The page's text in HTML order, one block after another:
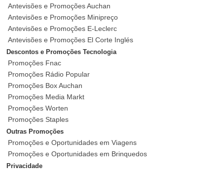
Antevisões e Promoções Auchan
Antevisões e Promoções Minipreço
Antevisões e Promoções E-Leclerc
Antevisões e Promoções El Corte Inglés
Descontos e Promoções Tecnologia
Promoções Fnac
Promoções Rádio Popular
Promoções Box Auchan
Promoções Media Markt
Promoções Worten
Promoções Staples
Outras Promoções
Promoções e Oportunidades em Viagens
Promoções e Oportunidades em Brinquedos
Privacidade